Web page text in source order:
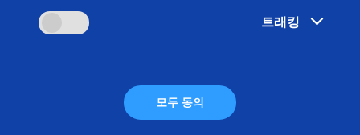
트래킹
모두 동의